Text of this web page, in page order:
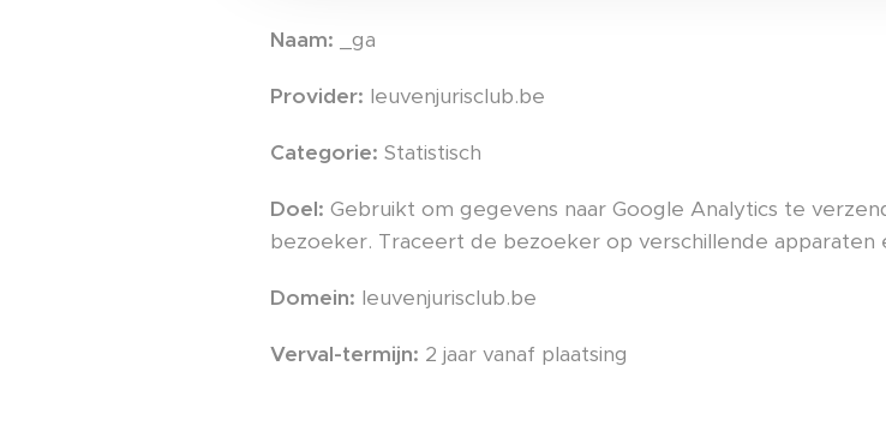
Naam: _ga
Provider: leuvenjurisclub.be
Categorie: Statistisch
Doel: Gebruikt om gegevens naar Google Analytics te
bezoeker. Traceert de bezoeker op verschillende apparaten
Domein: leuvenjurisclub.be
Verval-termijn: 2 jaar vanaf plaatsing